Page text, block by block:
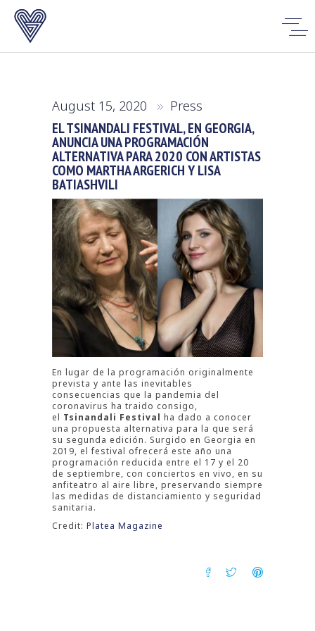
August 15, 2020 Press
EL TSINANDALI FESTIVAL, EN GEORGIA,
ANUNCIA UNA PROGRAMACIÓN
ALTERNATIVA PARA 2020 CON ARTISTAS
COMO MARTHA ARGERICH Y LISA
BATIASHVILI
En lugar de la programación originalmente
prevista y ante las inevitables
consecuencias que la pandemia del
coronavirus ha traido consigo,
el Tsinandali Festival ha dado a conocer
una propuesta alternativa para la que será
su segunda edición. Surgido en Georgia en
2019, el festival ofrecerá este año una
programación reducida entre el 17 y el 20
de septiembre, con conciertos en vivo, en su
anfiteatro al aire libre, preservando siempre
las medidas de distanciamiento y seguridad
sanitaria.
Credit: Platea Magazine